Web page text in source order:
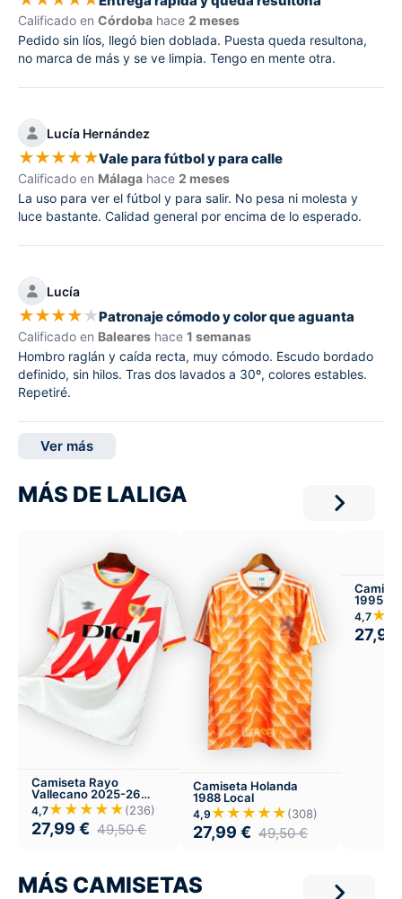
Calificado en Córdoba hace 2 meses
Pedido sin líos, llegó bien doblada. Puesta queda resultona,
no marca de más y se ve limpia. Tengo en mente otra.
Lucía Hernández
★★★★★Vale para fútbol y para calle
Calificado en Málaga hace 2 meses
La uso para ver el fútbol y para salir. No pesa ni molesta y
luce bastante. Calidad general por encima de lo esperado.
Lucía
★★★★★Patronaje cómodo y color que aguanta
Calificado en Baleares hace 1 semanas
Hombro raglán y caída recta, muy cómodo. Escudo bordado
definido, sin hilos. Tras dos lavados a 30º, colores estables.
Repetiré.
Ver más
MÁS DE LALIGA
Camiseta Rayo
Vallecano 2025-26
Local
4,7★★★★★(236)
27,99 € 49,50€
Camiseta Holanda
1988 Local
4,9 ★★★★★(308)
27,99 € 49,50€
1995-
4,7
27,99
MÁS CAMISETAS